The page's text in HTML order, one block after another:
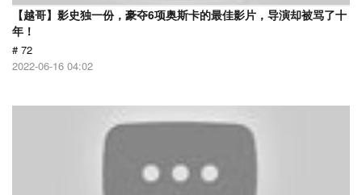
【越哥】影史独一份，豪夺6项奥斯卡的最佳影片，导演却被骂了十
年！
# 72
2022-06-16 04:02